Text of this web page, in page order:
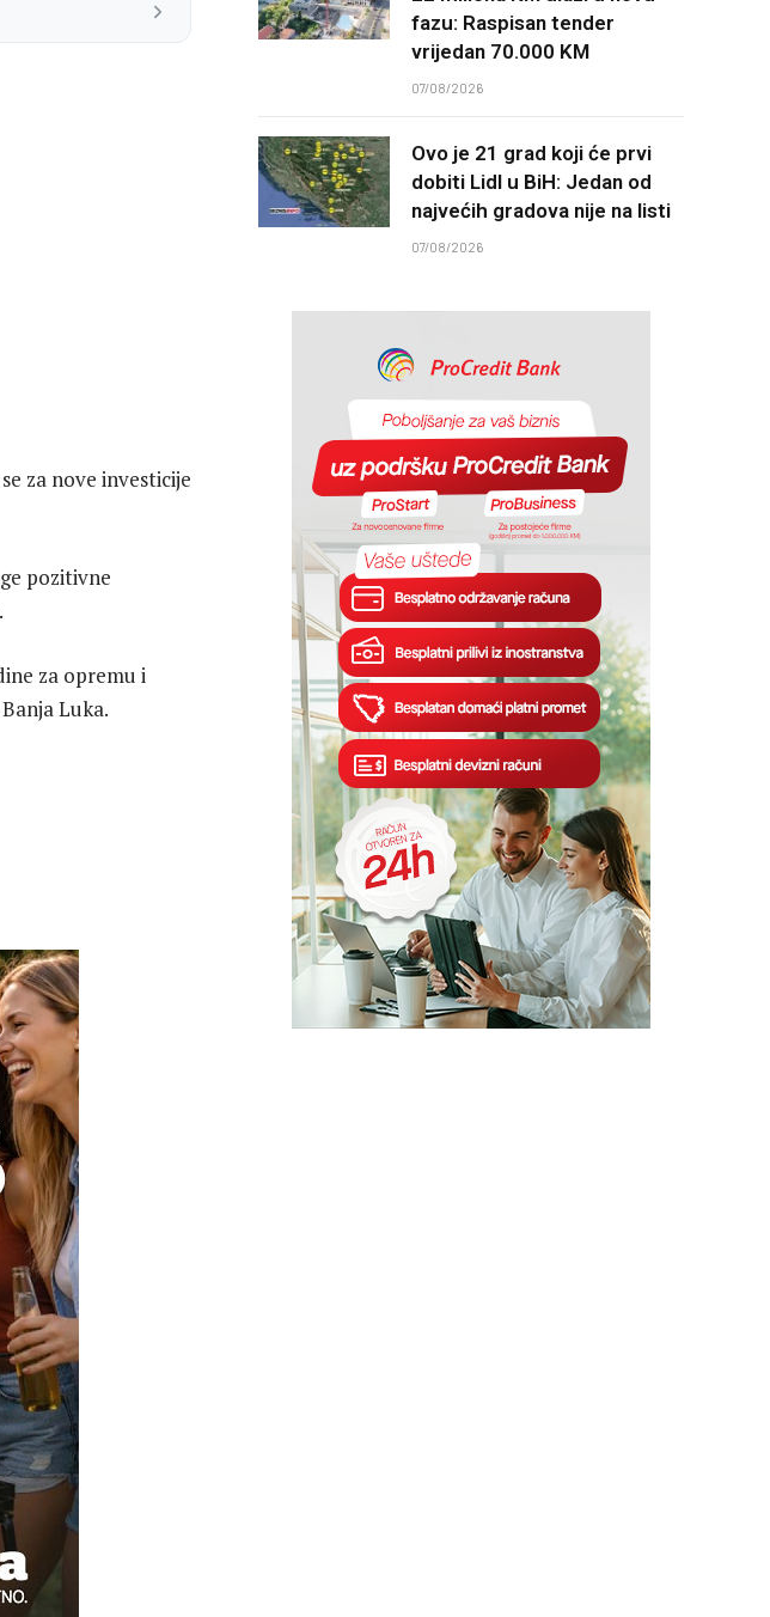
za nove investicije
pozitivne
za opremu i
Luka.
fazu: Raspisan tender
vrijedan 70.000 KM
07/08/2026
Ovo je 21 grad koji će prvi
dobiti Lidl u BiH: Jedan od
najvećih gradova nije na listi
07/08/2026